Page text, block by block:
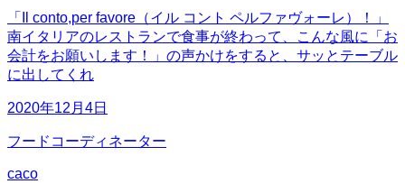
「Il conto,per favore（イル コント ペルファヴォーレ）！」
南イタリアのレストランで食事が終わって、こんな風に「お
会計をお願いします！」の声かけをすると、サッとテーブル
に出してくれ
2020年12月4日
フードコーディネーター
caco